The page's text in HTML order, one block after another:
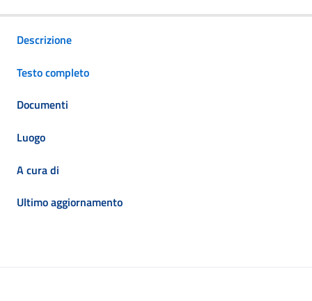
Descrizione
Testo completo
Documenti
Luogo
A cura di
Ultimo aggiornamento